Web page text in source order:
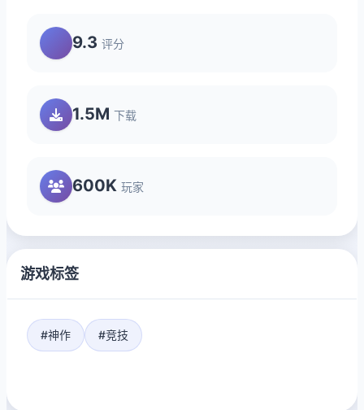
9.3 评分
1.5M 下载
600K 玩家
游戏标签
#神作 #竞技